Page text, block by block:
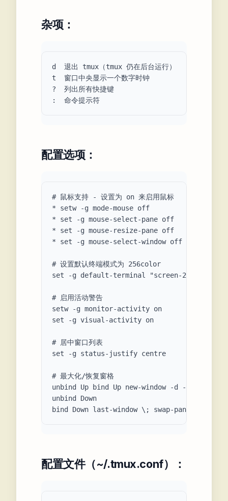
杂项：
d  退出 tmux（tmux 仍在后台运行）
t  窗口中央显示一个数字时钟
?  列出所有快捷键
配置选项：
# 鼠标支持 - 设置为 on 来启用鼠标
* setw -g mode-mouse off
* set -g mouse-select-pane off
* set -g mouse-resize-pane off
* set -g mouse-select-window off
# 设置默认终端模式为 256color
set -g default-terminal "screen-256color"
# 启用活动警告
setw -g monitor-activity on
set -g visual-activity on
# 居中窗口列表
set -g status-justify centre
# 最大化/恢复窗格
unbind Up bind Up new-window -d -n tmp
unbind Down
配置文件（~/.tmux.conf）：